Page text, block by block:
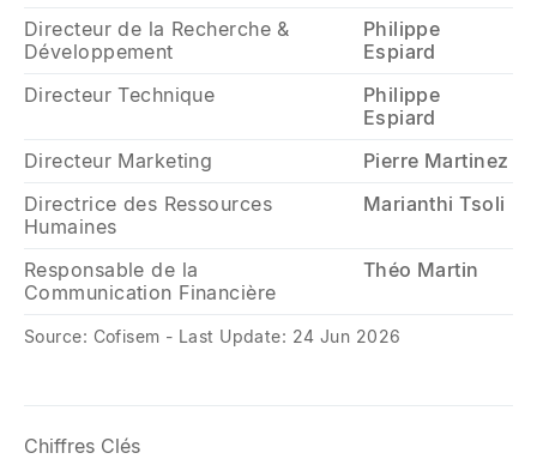
Directeur de la Recherche &
Développement
Philippe
Espiard
Directeur Technique
Philippe
Espiard
Directeur Marketing
Pierre Martinez
Directrice des Ressources
Humaines
Marianthi Tsoli
Responsable de la
Communication Financière
Théo Martin
Source: Cofisem - Last Update: 24 Jun 2026
Chiffres Clés